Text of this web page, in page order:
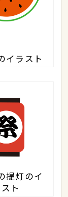
イラスト
提灯のイ
ト